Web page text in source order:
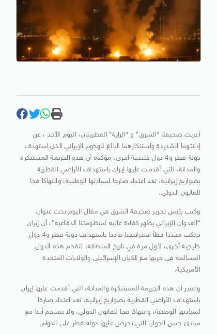
أعربت صحيفتا “الشرق” و “الراية” القطريتان، اليوم الأحد ، عن
إدانتهما الشديدة واستنكارهما البالغ للهجوم الإيراني الذي استهدف
دولة قطر و4 دول خليجية أخرى، مؤكدة أن هذه الجريمة المستنكرة
والمدانة، التي أقدمت عليها إيران باستهداف الأراضي القطرية
بصواريخ إيرانية، تعد اعتداء صارخا لسيادتها الوطنية، وانتهاكا فجا
للقانون الدولي.
وكتب رئيس تحرير صحيفة الشرق في مقال اليوم تحت عنوان
“العدوان الإيراني يظهر كفاءة عالية لمنظومتنا الدفاعية”، أن إيران
ترتكب مجددا خطأ استراتيجيا فادحا باستهداف دولة قطر و4 دول
خليجية أخرى، لأول مرة في تاريخ المنطقة، لتقحم هذه الدول
المسالمة في حربها مع الكيان الإسرائيلي والولايات المتحدة
الأمريكية.
واعتبر أن هذه الجريمة المستنكرة والمدانة، التي أقدمت عليها إيران
باستهداف الأراضي القطرية بصواريخ إيرانية، تعد اعتداء صارخا
لسيادتها الوطنية، وانتهاكا فجا للقانون الدولي، ولا ينسجم أبدا مع
مبادئ حسن الجوار، التي تحرص عليها دولة قطر على الدوام.